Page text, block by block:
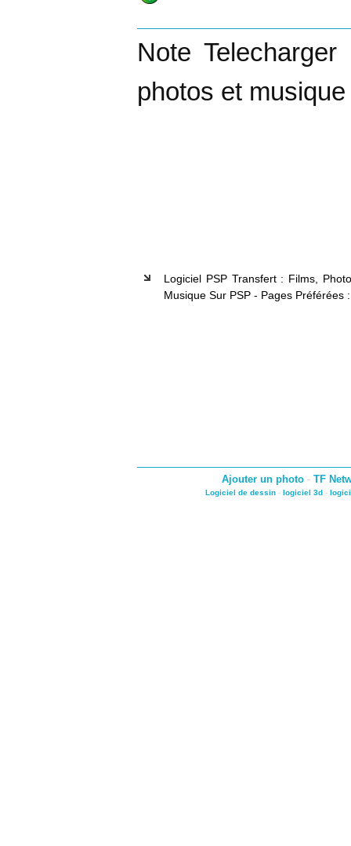
Note
photos et
Logiciel PSP Transfert : Films,
Musique Sur PSP - Pages Préférées :
Ajouter un photo - TF
Logiciel de dessin - logiciel 3d -